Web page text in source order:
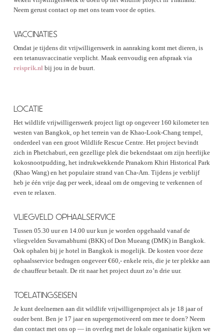
Neem gerust contact op met ons team voor de opties.
VACCINATIES
Omdat je tijdens dit vrijwilligerswerk in aanraking komt met dieren, is
een tetanusvaccinatie verplicht. Maak eenvoudig een afspraak via
reisprik.nl bij jou in de buurt.
LOCATIE
Het wildlife vrijwilligerswerk project ligt op ongeveer 160 kilometer ten
westen van Bangkok, op het terrein van de Khao-Look-Chang tempel,
onderdeel van een groot Wildlife Rescue Centre. Het project bevindt
zich in Phetchaburi, een gezellige plek die bekendstaat om zijn heerlijke
kokosnootpudding, het indrukwekkende Pranakorn Khiri Historical Park
(Khao Wang) en het populaire strand van Cha-Am. Tijdens je verblijf
heb je één vrije dag per week, ideaal om de omgeving te verkennen of
even te relaxen.
VLIEGVELD OPHAALSERVICE
Tussen 05.30 uur en 14.00 uur kun je worden opgehaald vanaf de
vliegvelden Suvarnabhumi (BKK) of Don Mueang (DMK) in Bangkok.
Ook ophalen bij je hotel in Bangkok is mogelijk. De kosten voor deze
ophaalsservice bedragen ongeveer €60,- enkele reis, die je ter plekke aan
de chauffeur betaalt. De rit naar het project duurt zo’n drie uur.
TOELATINGSEISEN
Je kunt deelnemen aan dit wildlife vrijwilligersproject als je 18 jaar of
ouder bent. Ben je 17 jaar en supergemotiveerd om mee te doen? Neem
dan contact met ons op — in overleg met de lokale organisatie kijken we